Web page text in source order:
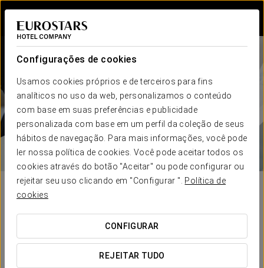
Configurações de cookies
Usamos cookies próprios e de terceiros para fins
analíticos no uso da web, personalizamos o conteúdo
com base em suas preferências e publicidade
personalizada com base em um perfil da coleção de seus
hábitos de navegação. Para mais informações, você pode
ler nossa política de cookies. Você pode aceitar todos os
cookies através do botão "Aceitar" ou pode configurar ou
rejeitar seu uso clicando em "Configurar ". Política de
cookies
CONFIGURAR
REJEITAR TUDO
Prevenção de fraude
RECOMENDAÇÕES DE SEGURANÇA
Na Eurostars Hotel Company, a nossa prioridade é garantir
totalmente segura, proporcionando-lhe a tranquilidade que
merece ao efetuar as suas reservas. Sabemos que a
segurança online é um tema de grande relevância num
mundo digital em constante evolução, onde os riscos de